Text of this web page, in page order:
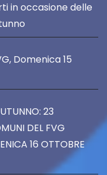
in occasione delle
Domenica 15
23
DEL FVG
16 OTTOBRE